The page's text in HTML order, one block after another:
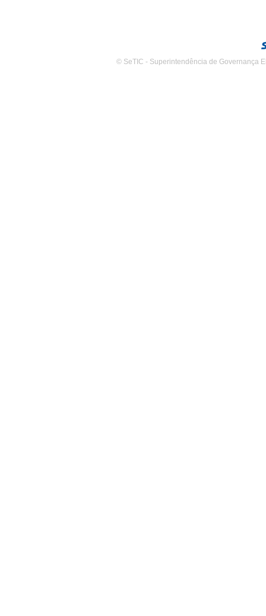
© SeTIC - Superintendência de Governança